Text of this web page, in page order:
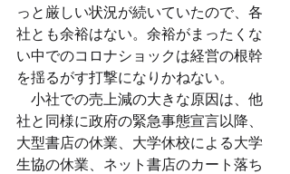
っと厳しい状況が続いていたので、各
社とも余裕はない。余裕がまったくな
い中でのコロナショックは経営の根幹
を揺るがす打撃になりかねない。
小社での売上減の大きな原因は、他
社と同様に政府の緊急事態宣言以降、
大型書店の休業、大学休校による大学
生協の休業、ネット書店のカート落ち